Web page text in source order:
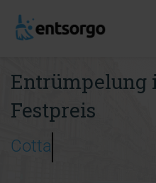
Entrümpelung
Festpreis
Cotta